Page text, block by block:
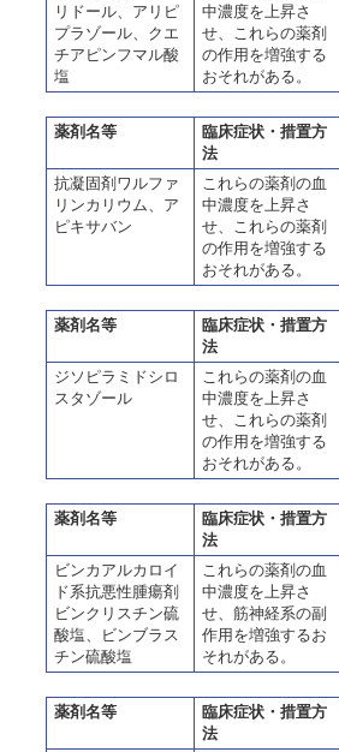
リドール、アリピ
プラゾール、クエ
チアピンフマル酸
塩
中濃度を上昇さ
せ、これらの薬剤
の作用を増強する
おそれがある。
薬剤名等
臨床症状・措置方
法
抗凝固剤ワルファ
リンカリウム、ア
ピキサバン
これらの薬剤の血
中濃度を上昇さ
せ、これらの薬剤
の作用を増強する
おそれがある。
薬剤名等
臨床症状・措置方
法
ジソピラミドシロ
スタゾール
これらの薬剤の血
中濃度を上昇さ
せ、これらの薬剤
の作用を増強する
おそれがある。
薬剤名等
臨床症状・措置方
法
ビンカアルカロイ
ド系抗悪性腫瘍剤
ビンクリスチン硫
酸塩、ビンブラス
チン硫酸塩
これらの薬剤の血
中濃度を上昇さ
せ、筋神経系の副
作用を増強するお
それがある。
薬剤名等
臨床症状・措置方
法